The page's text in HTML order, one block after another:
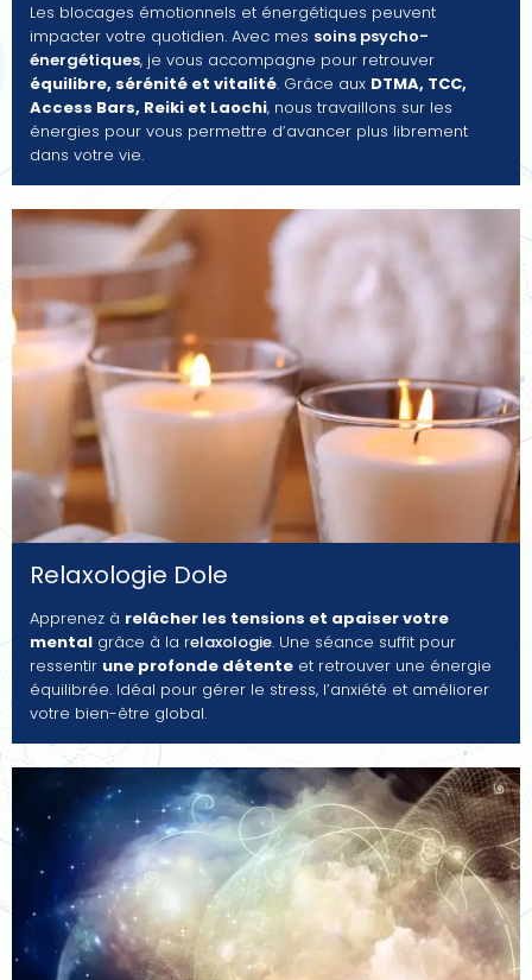
Les blocages émotionnels et énergétiques peuvent
impacter votre quotidien. Avec mes soins psycho-
énergétiques, je vous accompagne pour retrouver
équilibre, sérénité et vitalité. Grâce aux DTMA, TCC,
Access Bars, Reiki et Laochi, nous travaillons sur les
énergies pour vous permettre d’avancer plus librement
dans votre vie.
Relaxologie Dole
Apprenez à relâcher les tensions et apaiser votre
mental grâce à la relaxologie. Une séance suffit pour
ressentir une profonde détente et retrouver une énergie
équilibrée. Idéal pour gérer le stress, l’anxiété et améliorer
votre bien-être global.